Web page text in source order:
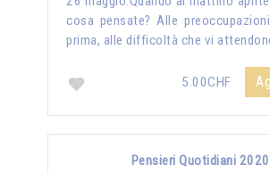
cosa pensate? Alle
prima, alle difficoltà che vi
5.00CHF
Pensieri Quotidiani 2020